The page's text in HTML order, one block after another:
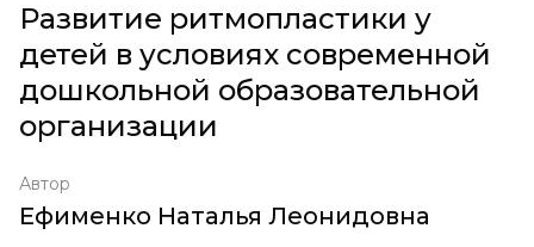
Развитие ритмопластики у
детей в условиях современной
дошкольной образовательной
организации
Автор
Ефименко Наталья Леонидовна